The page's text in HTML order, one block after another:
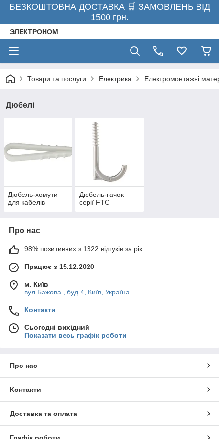
БЕЗКОШТОВНА ДОСТАВКА 🛒 ЗАМОВЛЕНЬ ВІД
1500 грн.
ЭЛЕКТРОНОМ
Товари та послуги Електрика Електромонтажні
Дюбелі
Дюбель-хомути
для кабелів
Дюбель-ґачок
серії FTC
Про нас
98% позитивних з 1322 відгуків за рік
Працює з 15.12.2020
м. Київ
вул.Бажова , буд.4, Київ, Україна
Контакти
Сьогодні вихідний
Показати весь графік роботи
Про нас
Контакти
Доставка та оплата